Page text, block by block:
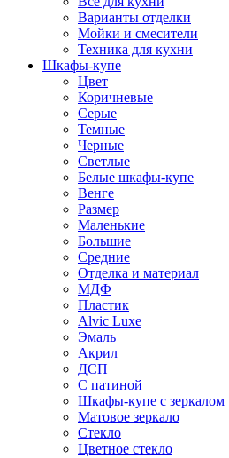
Варианты отделки
Мойки и смесители
Техника для кухни
Шкафы-купе
Цвет
Коричневые
Серые
Темные
Черные
Светлые
Белые шкафы-купе
Венге
Размер
Маленькие
Большие
Средние
Отделка и материал
МДФ
Пластик
Alvic Luxe
Эмаль
Акрил
ДСП
С патиной
Шкафы-купе с зеркалом
Матовое зеркало
Стекло
Цветное стекло